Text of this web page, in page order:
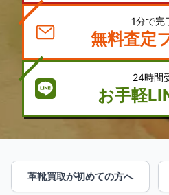
1分で完
無料査定
24時間
お手軽
革靴買取が初めての方へ